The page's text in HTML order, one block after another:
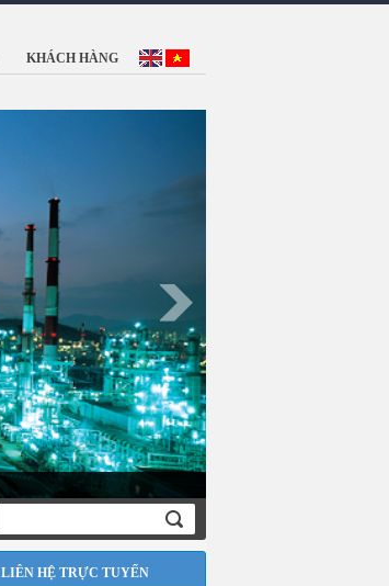
KHÁCH HÀNG
LIÊN HỆ TRỰC TUYẾN